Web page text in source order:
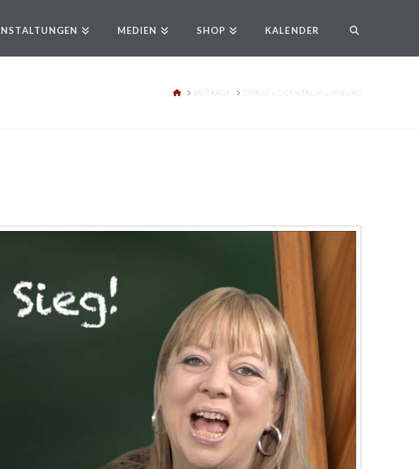
MEDIEN SHOP KALENDER
HOMEBEITRÄGE CHRISTUS CENTRUM LIMBURG